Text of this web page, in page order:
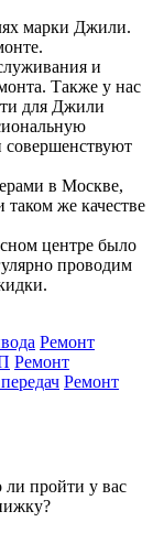
марки Джили.
и
Также у нас
для Джили
совершенствуют
в Москве,
таком же качестве
центре было
проводим
Ремонт
Ремонт
Ремонт
пройти у вас